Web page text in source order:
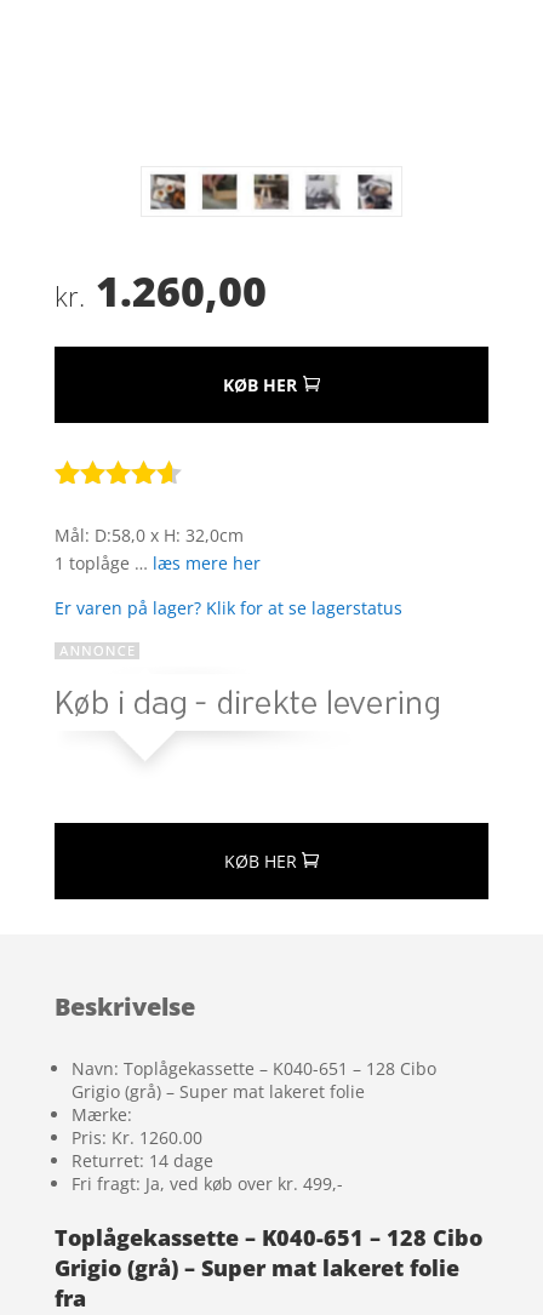
kr. 1.260,00
KØB HER
som4.5
ud af 5
baseret
på
mmelser
Mål: D:58,0 x H: 32,0cm
1 toplåge … læs mere her
Er varen på lager? Klik for at se lagerstatus
KØB HER
Beskrivelse
Navn: Toplågekassette – K040-651 – 128 Cibo
Grigio (grå) – Super mat lakeret folie
Mærke:
Pris: Kr. 1260.00
Returret: 14 dage
Fri fragt: Ja, ved køb over kr. 499,-
Toplågekassette – K040-651 – 128 Cibo
Grigio (grå) – Super mat lakeret folie
fra